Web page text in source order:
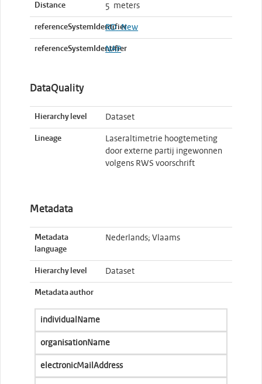
Distance 5 meters
referenceSystemIdentifier
RD_New
referenceSystemIdentifier
NAP
DataQuality
Hierarchy level Dataset
Lineage
Laseraltimetrie hoogtemeting
door externe partij ingewonnen
volgens RWS voorschrift
Metadata
Metadata
language
Nederlands; Vlaams
Hierarchy level Dataset
Metadata author
individualName
organisationName
electronicMailAddress